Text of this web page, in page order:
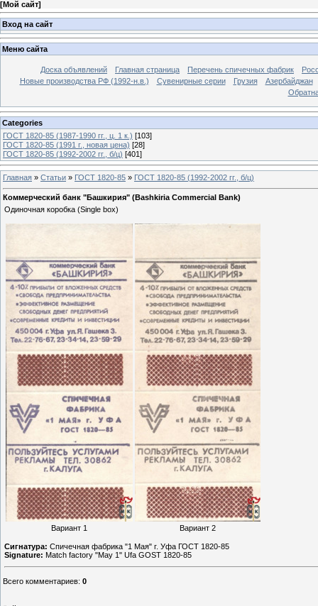
[Мой сайт]
Вход на сайт
Меню сайта
Доска объявлений Главная страница Перечень спичечных фабрик
Новые производства РФ (1992-н.в.)
Сувенирные серии Грузия
Азербайджан
Categories
ГОСТ 1820-85 (1987-1990 гг., ц. 1 к.) [103]
ГОСТ 1820-85 (1991 г., новая цена) [28]
ГОСТ 1820-85 (1992-2002 гг., б/ц) [401]
Главная » Статьи » ГОСТ 1820-85 » ГОСТ 1820-85 (1992-2002 гг., б/ц)
Коммерческий банк "Башкирия" (Bashkiria Commercial Bank)
Одиночная коробка (Single box)
Вариант 1 Вариант 2
Сигнатура: Спичечная фабрика "1 Мая" г. Уфа ГОСТ 1820-85
Signature: Match factory "May 1" Ufa GOST 1820-85
Всего комментариев: 0